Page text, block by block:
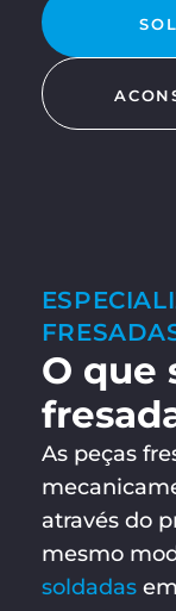
O que
As peças
através do
mesmo
soldadas